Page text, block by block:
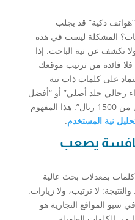
ذكية” قد يجلب
المشكلة ليست في هذه
تكشف عن نية الباحث. إذا
فائدة من ترتيب موقعك
على كلمات ذات نية
رجالي جلد أصلي” أو “أفضل
هاتف للفئة المتوسطة بسعر أقل من 1500 ريال”. هذا المفهوم
نية المستخدم.
يصعب
بمعدلات بحث عالية
لا ترتيب، ولا زيارات.
سيو المواقع التجارية هو